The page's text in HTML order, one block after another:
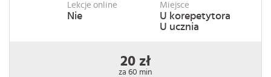
Lekcje online
Nie
Miejsce
U korepetytora
U ucznia
20 zł
za 60 min